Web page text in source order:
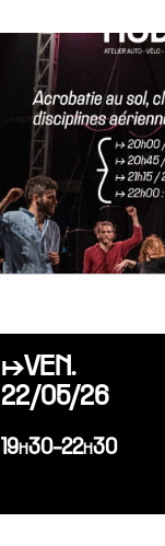
↦VEN.
22/05/26
19h30-22h30